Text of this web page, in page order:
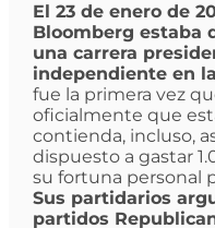
El 23 de enero de
Bloomberg estaba
una carrera
independiente en
fue la primera vez
oficialmente que
contienda, incluso,
dispuesto a gastar
su fortuna personal
Sus partidarios
partidos